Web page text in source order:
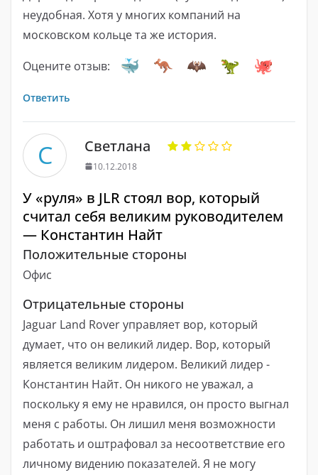
неудобная. Хотя у многих компаний на
московском кольце та же история.
Оцените отзыв:
Ответить
С Светлана
10.12.2018
У «руля» в JLR стоял вор, который
считал себя великим руководителем
— Константин Найт
Положительные стороны
Офис
Отрицательные стороны
Jaguar Land Rover управляет вор, который
думает, что он великий лидер. Вор, который
является великим лидером. Великий лидер -
Константин Найт. Он никого не уважал, а
поскольку я ему не нравился, он просто выгнал
меня с работы. Он лишил меня возможности
работать и оштрафовал за несоответствие его
личному видению показателей. Я не могу